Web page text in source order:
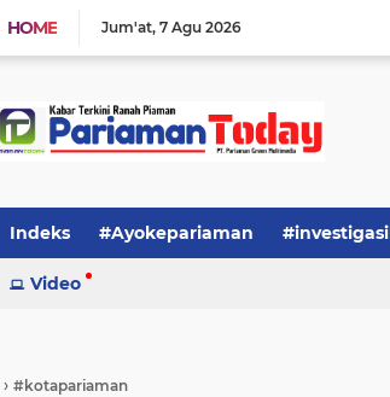
HOME Jum'at 7 Agu 2026
Indeks #Ayokepariaman
Video
› #kotapariaman